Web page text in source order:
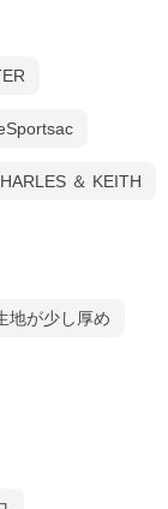
＆ KEITH
地が少し厚め